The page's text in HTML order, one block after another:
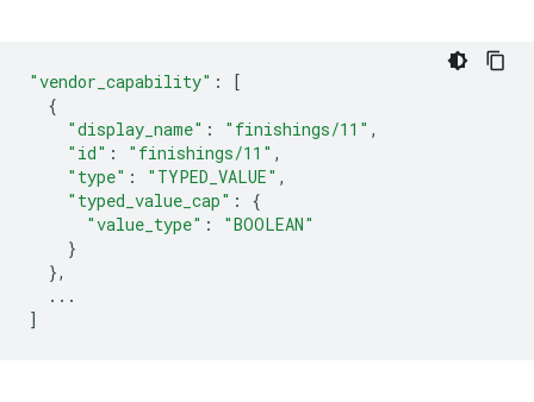
"vendor_capability" :
[
{
"display_name" : "finishings/11" ,
"id" : "finishings/11" ,
"type" : "TYPED_VALUE" ,
"typed_value_cap" :
{
"value_type" :
"BOOLEAN"
}
},
...
]